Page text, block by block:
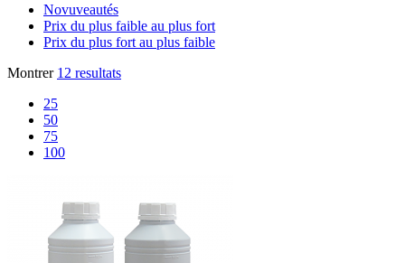
Novuveautés
Prix du plus faible au plus fort
Prix du plus fort au plus faible
Montrer 12 resultats
25
50
75
100